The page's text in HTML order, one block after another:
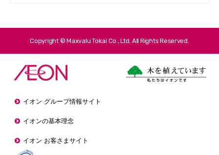
Copyright © Maxvalu Tokai Co., Ltd. All Rights Reserved.
イオン グループ情報サイト
イオンの基本理念
イオン お客さまサイト